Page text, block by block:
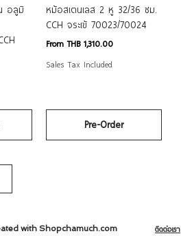
อลูมิ
Quick View
หม้อสเตนเลส 2 หู 32/36 ซม.
CCH จระเข้ 70023/70024
FromTHB 1,310.00
Sale Price
Sales Tax Included
Pre-Order
ติดต่อเรา
with Shopchamuch.com